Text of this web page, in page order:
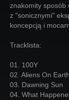
znakomity sposób
z "sonicznymi"
koncepcją i
Tracklista:
01. 100Y
02. Aliens On Earth
03. Dawning Sun
04. What